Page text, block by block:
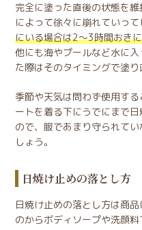
完全に塗った直後の状態を
によって徐々に崩れていっ
にいる場合は2～3時間おき
他にも海やプールなど水に
た際はそのタイミングで塗り
季節や天気は問わず使用す
ートを着る下にうでにまで
ので、服であまり守られて
しょう。
日焼け止めの落とし方
日焼け止めの落とし方は商
のからボディソープや洗顔